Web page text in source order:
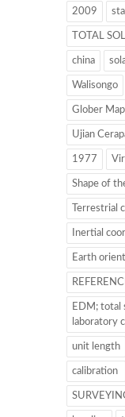
2009
TOTAL
china
Walisongo
Glober
Ujian
1977
Shape of
Terrestrial
Inertial
Earth
EDM; total
laboratory
unit length
calibration